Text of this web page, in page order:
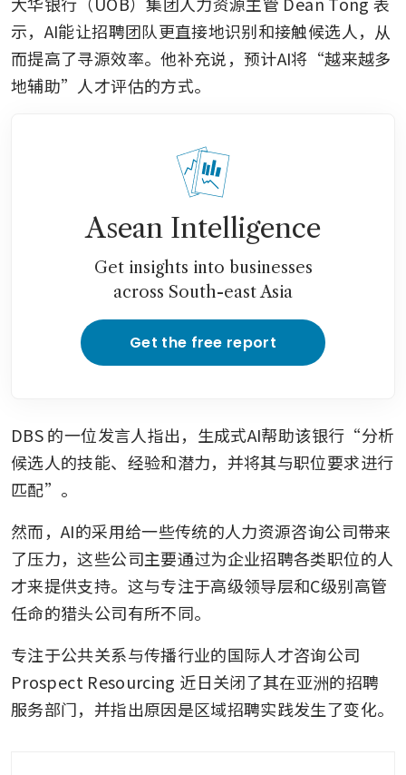
示，AI能让招聘团队更直接地识别和接触候选人，从
而提高了寻源效率。他补充说，预计AI将“越来越多
地辅助”人才评估的方式。
Asean Intelligence
Get insights into businesses
across South-east Asia
Get the free report
DBS 的一位发言人指出，生成式AI帮助该银行“分析
候选人的技能、经验和潜力，并将其与职位要求进行
匹配”。
然而，AI的采用给一些传统的人力资源咨询公司带来
了压力，这些公司主要通过为企业招聘各类职位的人
才来提供支持。这与专注于高级领导层和C级别高管
任命的猎头公司有所不同。
专注于公共关系与传播行业的国际人才咨询公司
Prospect Resourcing 近日关闭了其在亚洲的招聘
服务部门，并指出原因是区域招聘实践发生了变化。